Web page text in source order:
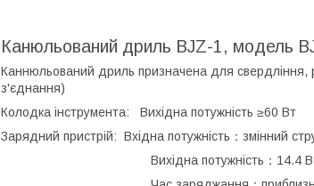
Канюльований дриль BJZ-1, модель
Каннюльований дриль призначена для свердління,
з'єднання)
Колодка інструмента: Вихідна потужність ≥60 Вт
Зарядний пристрій: Вхідна потужність：змінний
Вихідна потужність：14.4 В